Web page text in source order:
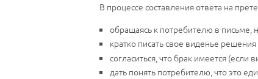
В процессе составления ответа на
обращаясь к потребителю в письме,
кратко писать свое виденье
согласиться, что брак имеется
дать понять потребителю, что это